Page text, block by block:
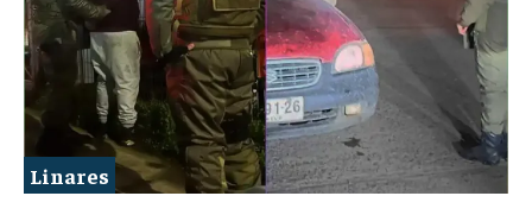
Linares